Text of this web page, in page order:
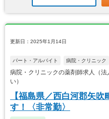
更新日：2025年1月14日
パート・アルバイト 病院・クリニック
病院・クリニックの薬剤師求人（
い）
【福島県／西白河郡矢
す！〈非常勤〉